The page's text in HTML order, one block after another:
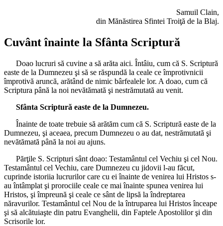
Samuil Clain,
din Mănăstirea Sfintei Troiţă de la Blaj.
Cuvânt înainte la Sfânta Scriptură
Doao lucruri să cuvine a să arăta aici. Întâiu, cum că S. Scriptură
easte de la Dumnezeu şi să se răspundă la ceale ce împrotivnicii
împrotivă aruncă, arătând de nimic bârfealele lor. A doao, cum că
Scriptura până la noi nevătămată şi nestrămutată au venit.
Sfânta Scriptură easte de la Dumnezeu.
Înainte de toate trebuie să arătăm cum că S. Scriptură easte de la
Dumnezeu, şi aceaea, precum Dumnezeu o au dat, nestrămutată şi
nevătămată până la noi au ajuns.
Părţile S. Scripturi sânt doao: Testamântul cel Vechiu şi cel Nou.
Testamântul cel Vechiu, care Dumnezeu cu jidovii l-au făcut,
cuprinde istoriia lucrurilor care cu ei înainte de venirea lui Hristos s-
au întâmplat şi prorociile ceale ce mai înainte spunea venirea lui
Hristos, şi împreună şi ceale ce sânt de lipsă la îndreptarea
năravurilor. Testamântul cel Nou de la întruparea lui Hristos înceape
şi să alcătuiaşte din patru Evanghelii, din Faptele Apostolilor şi din
Scrisorile lor.